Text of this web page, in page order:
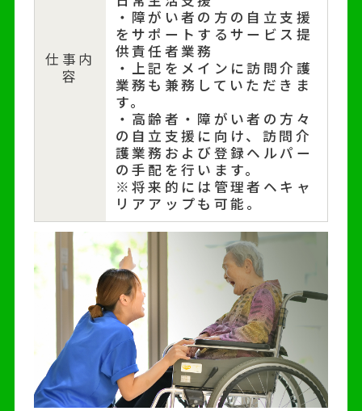
仕事内
容
・障がい者の方の自立支援
をサポートするサービス提
供責任者業務
・上記をメインに訪問介護
業務も兼務していただきま
す。
・高齢者・障がい者の方々
の自立支援に向け、訪問介
護業務および登録ヘルパー
の手配を行います。
※将来的には管理者ヘキャ
リアアップも可能。